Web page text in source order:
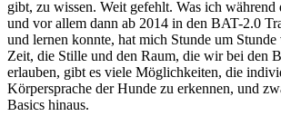
gibt, zu wissen. Weit gefehlt. Was ich
und vor allem dann ab 2014 in den BAT-2.0
und lernen konnte, hat mich Stunde um
Zeit, die Stille und den Raum, die wir bei den
erlauben, gibt es viele Möglichkeiten, die
Körpersprache der Hunde zu erkennen, und
Basics hinaus.